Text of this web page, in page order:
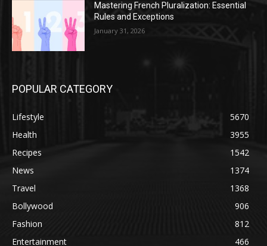
Mastering French Pluralization: Essential
Rules and Exceptions
January 31, 2026
POPULAR CATEGORY
Lifestyle
5670
Health
3955
Recipes
1542
News
1374
Travel
1368
Bollywood
906
Fashion
812
Entertainment
466